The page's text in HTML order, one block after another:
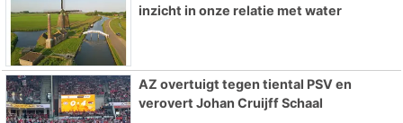
inzicht in onze relatie met water
AZ overtuigt tegen tiental PSV en
verovert Johan Cruijff Schaal